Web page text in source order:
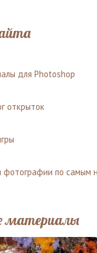
для Photoshop
открыток
фотографии по самым
материалы